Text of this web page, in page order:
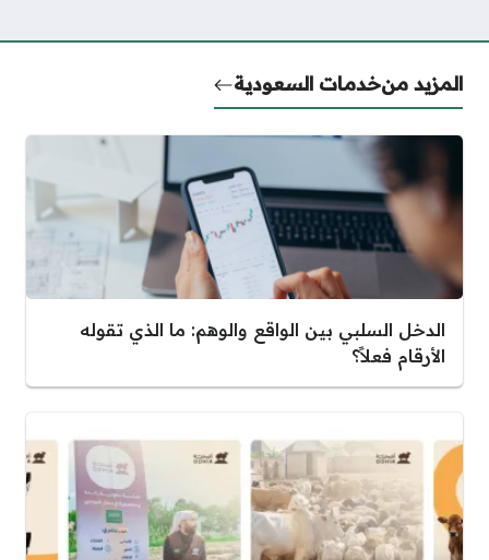
المزيد منخدمات السعودية
الدخل السلبي بين الواقع والوهم: ما الذي تقوله
الأرقام فعلاً؟